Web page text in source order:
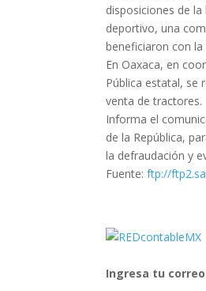
disposiciones de
deportivo, una
beneficiaron con
En Oaxaca, en
Pública estatal, se
venta de tractores.
Informa el
de la República,
la defraudación y
Fuente:ftp://
Ingresa tu